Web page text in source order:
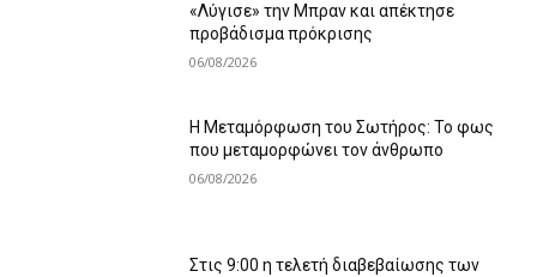
«Λύγισε» την Μπραν και απέκτησε
προβάδισμα πρόκρισης
06/08/2026
Η Μεταμόρφωση του Σωτήρος: Το φως
που μεταμορφώνει τον άνθρωπο
06/08/2026
Στις 9:00 η τελετή διαβεβαίωσης των